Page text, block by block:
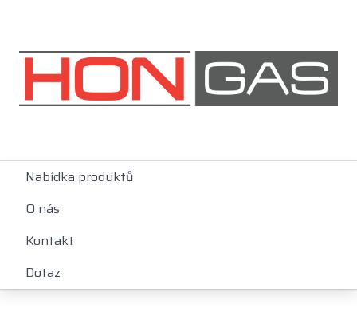
Nabídka produktů
O nás
Kontakt
Dotaz